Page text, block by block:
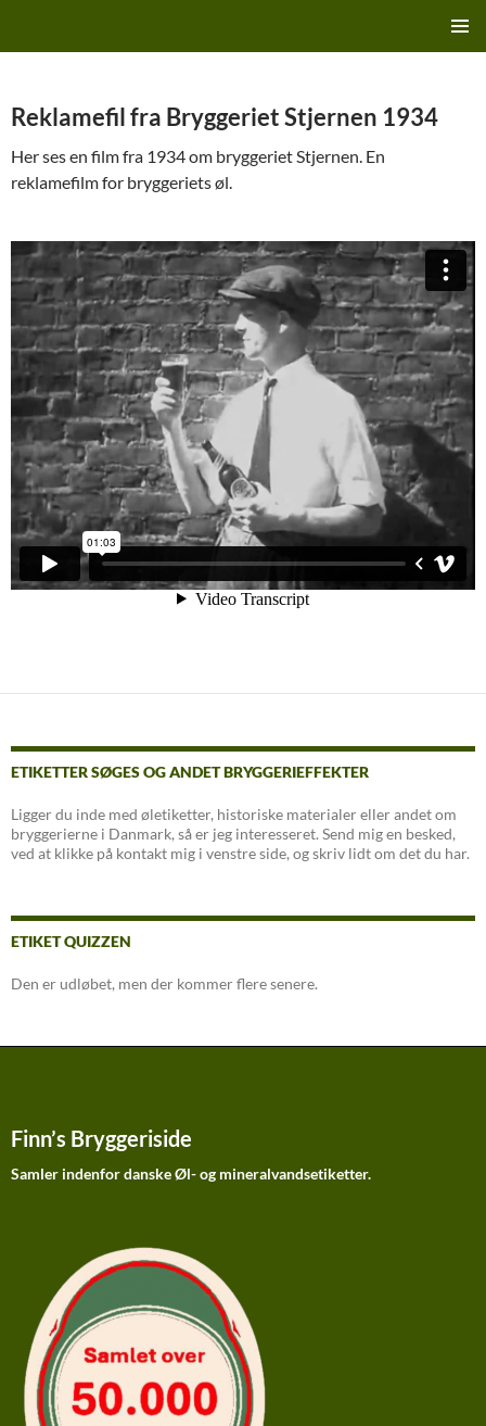
Reklamefil fra Bryggeriet Stjernen 1934
Her ses en film fra 1934 om bryggeriet Stjernen. En
reklamefilm for bryggeriets øl.
ETIKETTER SØGES OG ANDET BRYGGERIEFFEKTER
Ligger du inde med øletiketter, historiske materialer eller andet om
bryggerierne i Danmark, så er jeg interesseret. Send mig en besked,
ved at klikke på kontakt mig i venstre side, og skriv lidt om det du har.
ETIKET QUIZZEN
Den er udløbet, men der kommer flere senere.
Finn’s Bryggeriside
Samler indenfor danske Øl- og mineralvandsetiketter.